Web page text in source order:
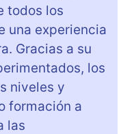
todos los
una experiencia
Gracias a su
los
niveles y
formación a
las